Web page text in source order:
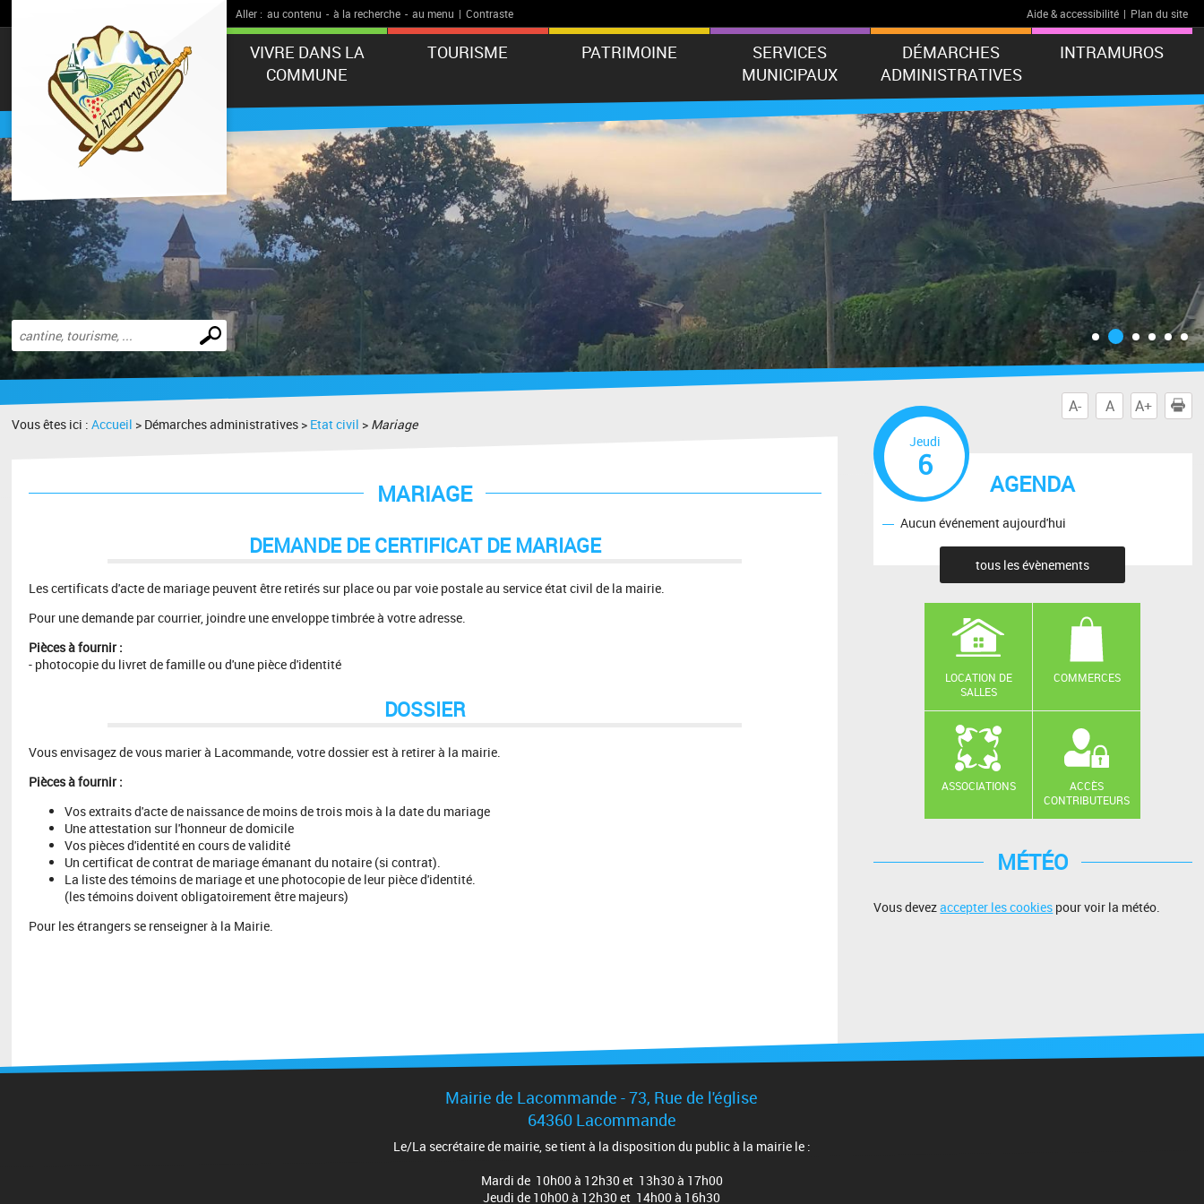
Aller : au contenu - à la recherche - au menu | Contraste Aide & accessibilité | Plan du site
VIVRE DANS LA
COMMUNE
TOURISME PATRIMOINE
SERVICES
MUNICIPAUX
DÉMARCHES
ADMINISTRATIVES
INTRAMUROS
Effectuer
une
recherche
A- A A+
Vous êtes ici :Accueil > Démarches administratives > Etat civil > Mariage
MARIAGE
DEMANDE DE CERTIFICAT DE MARIAGE
Les certificats d'acte de mariage peuvent être retirés sur place ou par voie postale au service état civil de la mairie.
Pour une demande par courrier, joindre une enveloppe timbrée à votre adresse.
Pièces à fournir :
- photocopie du livret de famille ou d'une pièce d'identité
DOSSIER
Vous envisagez de vous marier à Lacommande, votre dossier est à retirer à la mairie.
Pièces à fournir :
Vos extraits d'acte de naissance de moins de trois mois à la date du mariage
Une attestation sur l'honneur de domicile
Vos pièces d'identité en cours de validité
Un certificat de contrat de mariage émanant du notaire (si contrat).
La liste des témoins de mariage et une photocopie de leur pièce d'identité.
(les témoins doivent obligatoirement être majeurs)
Pour les étrangers se renseigner à la Mairie.
AGENDA
Jeudi
6
Aucun événement aujourd'hui
tous les évènements
LOCATION DE
SALLES
COMMERCES
ASSOCIATIONS
ACCÈS
CONTRIBUTEURS
MÉTÉO
Vous devezaccepter les cookies pour voir la météo.
Mairie de Lacommande - 73, Rue de l'église
64360 Lacommande
Le/La secrétaire de mairie, se tient à la disposition du public à la mairie le :
Mardi de 10h00 à 12h30 et 13h30 à 17h00
Jeudi de 10h00 à 12h30 et 14h00 à 16h30